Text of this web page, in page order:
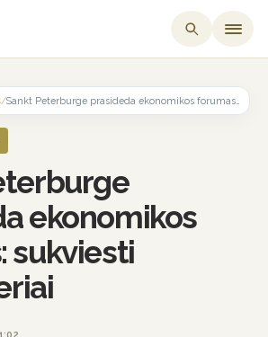
/
ekonomikos
sukviesti